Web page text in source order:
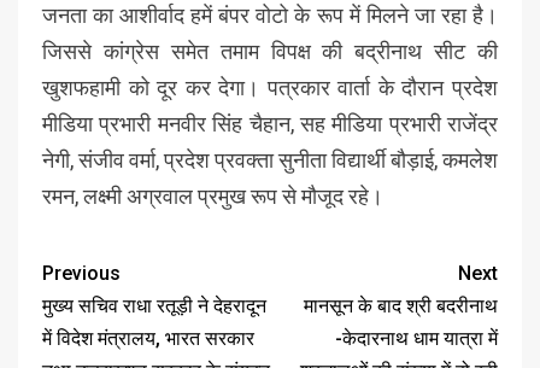
जनता का आशीर्वाद हमें बंपर वोटो के रूप में मिलने जा रहा है।
जिससे कांग्रेस समेत तमाम विपक्ष की बद्रीनाथ सीट की
खुशफहामी को दूर कर देगा। पत्रकार वार्ता के दौरान प्रदेश
मीडिया प्रभारी मनवीर सिंह चैहान, सह मीडिया प्रभारी राजेंद्र
नेगी, संजीव वर्मा, प्रदेश प्रवक्ता सुनीता विद्यार्थी बौड़ाई, कमलेश
रमन, लक्ष्मी अग्रवाल प्रमुख रूप से मौजूद रहे।
Previous
मुख्य सचिव राधा रतूड़ी ने देहरादून
में विदेश मंत्रालय, भारत सरकार
Next
मानसून के बाद श्री बदरीनाथ
-केदारनाथ धाम यात्रा में